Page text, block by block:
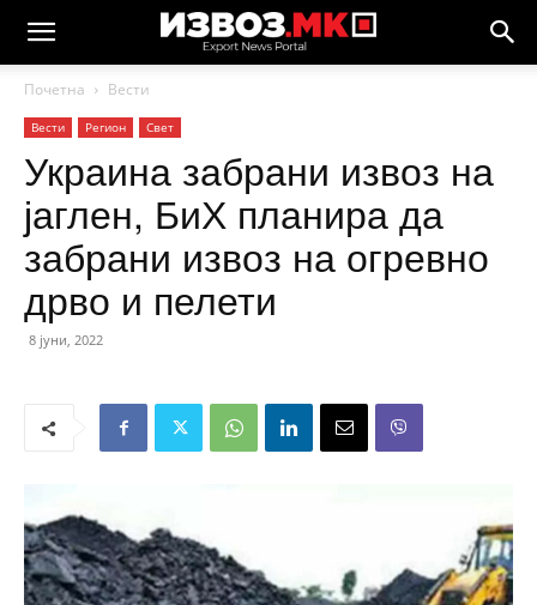
Почетна Вести
Вести Регион Свет
Украина забрани извоз на
јаглен, БиХ планира да
забрани извоз на огревно
дрво и пелети
8 јуни, 2022